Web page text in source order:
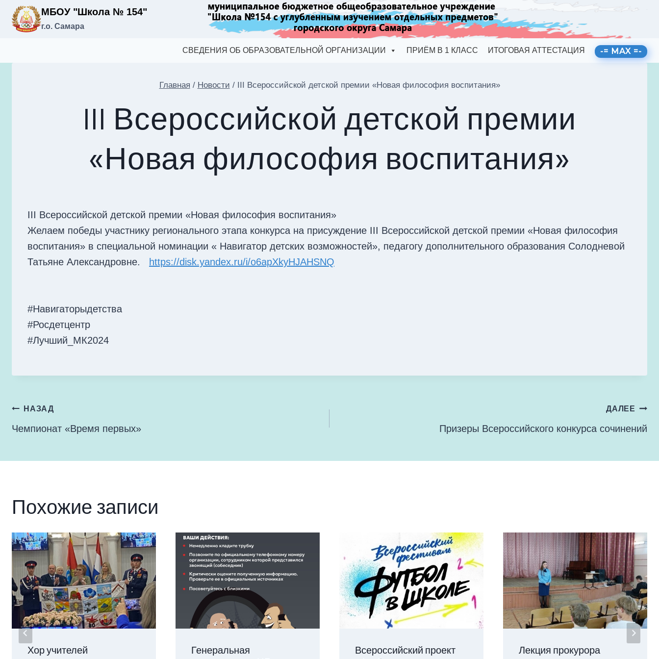
Перейти МБОУ "Школа № 154"
г.о. Самара
СВЕДЕНИЯ ОБ ОБРАЗОВАТЕЛЬНОЙ ОРГАНИЗАЦИИ ПРИЁМ В 1 КЛАСС ИТОГОВАЯ АТТЕСТАЦИЯ -= MAX =-
Главная / Новости / III Всероссийской детской премии «Новая философия воспитания»
III Всероссийской детской премии
«Новая философия воспитания»
III Всероссийской детской премии «Новая философия воспитания»
Желаем победы участнику регионального этапа конкурса на присуждение III Всероссийской детской премии «Новая философия
воспитания» в специальной номинации « Навигатор детских возможностей», педагогу дополнительного образования Солодневой
Татьяне Александровне.
https://disk.yandex.ru/i/o6apXkyHJAHSNQ
#Навигаторыдетства
#Росдетцентр
#Лучший_МК2024
Навигация
НАЗАД
Чемпионат «Время первых»
ДАЛЕЕ
Призеры Всероссийского конкурса сочинений
Похожие записи
Хор учителей
Генеральная
Всероссийский проект
Лекция прокурора